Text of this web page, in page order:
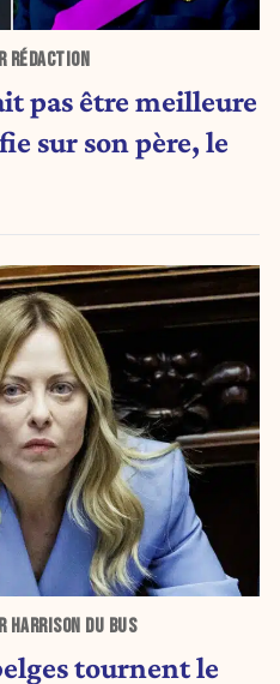
RÉDACTION
pas être meilleure
sur son père, le
HARRISON DU BUS
tournent le